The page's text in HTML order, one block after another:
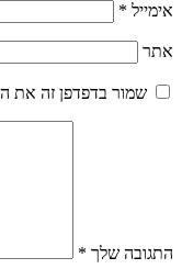
אימייל *
אתר
שמור בדפדפן זה את
התגובה שלך *